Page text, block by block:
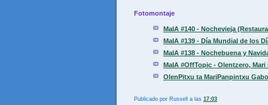
Fotomontaje
MaIA #140 - Nochevieja
MaIA #139 - Día Mundial de los
MaIA #138 - Nochebuena y
MaIA #OffTopic - Olentzero,
OlenPitxu ta MariPanpintxu
Publicado por Russell a las 17:03